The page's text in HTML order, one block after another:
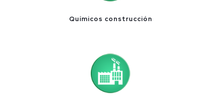
Químicos construcción